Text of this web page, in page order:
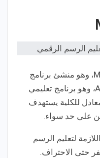
مالك هذه القناة هو Marc Brunet، وهو منشئ برنامج
ART School for Digital Artists، وهو برنامج تعليمي
للكلية يستهدف
على حد سواء.
لتعليم الرسم
حتى الاحتراف.